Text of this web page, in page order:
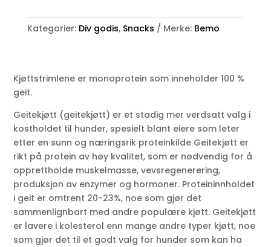
Kategorier: Div godis, Snacks Merke: Bemo
Kjøttstrimlene er monoprotein som inneholder 100 %
geit.
Geitekjøtt (geitekjøtt) er et stadig mer verdsatt valg i
kostholdet til hunder, spesielt blant eiere som leter
etter en sunn og næringsrik proteinkilde Geitekjøtt er
rikt på protein av høy kvalitet, som er nødvendig for å
opprettholde muskelmasse, vevsregenerering,
produksjon av enzymer og hormoner. Proteininnholdet
i geit er omtrent 20-23%, noe som gjør det
sammenlignbart med andre populære kjøtt. Geitekjøtt
er lavere i kolesterol enn mange andre typer kjøtt, noe
som gjør det til et godt valg for hunder som kan ha